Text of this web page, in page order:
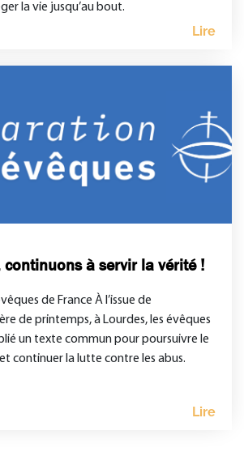
la vie jusqu’au bout.
Lire
continuons à servir la vérité !
de France À l’issue de
de printemps, à Lourdes, les évêques
un texte commun pour poursuivre le
continuer la lutte contre les abus.
Lire